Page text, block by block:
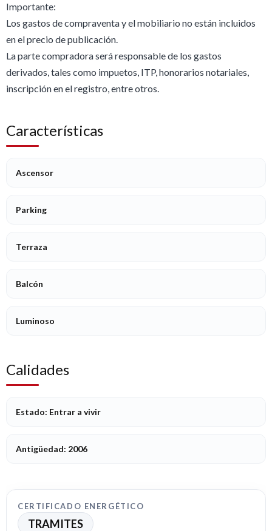
Importante:
Los gastos de compraventa y el mobiliario no están incluidos
en el precio de publicación.
La parte compradora será responsable de los gastos
derivados, tales como impuetos, ITP, honorarios notariales,
inscripción en el registro, entre otros.
Características
Ascensor
Parking
Terraza
Balcón
Luminoso
Calidades
Estado: Entrar a vivir
Antigüedad: 2006
CERTIFICADO ENERGÉTICO
TRAMITES